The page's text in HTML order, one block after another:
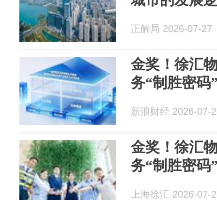
正解局 2026-07-27
金奖！徐汇
务“制胜密码
新浪财经 2026-07-
金奖！徐汇
务“制胜密码
上海徐汇 2026-07-